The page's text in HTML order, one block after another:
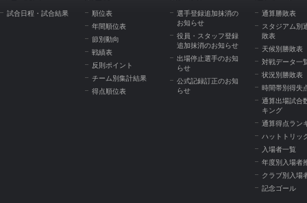
試合日程・試合結果
順位表
年間順位表
節別動向
戦績表
反則ポイント
チーム別集計結果
得点順位表
選手登録追加抹消の
お知らせ
役員・スタッフ登録
追加抹消のお知らせ
出場停止選手のお知
らせ
公式記録訂正のお知
らせ
通算勝敗表
スタジアム別
敗表
天候別勝敗表
対戦データ一
状況別勝敗表
時間帯別得失
通算出場試合
キング
通算得点ラン
ハットトリッ
入場者一覧
年度別入場者
クラブ別入場
記念ゴール